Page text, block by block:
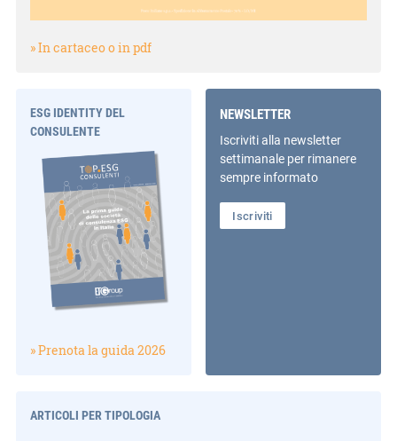
» In cartaceo o in pdf
ESG IDENTITY DEL
CONSULENTE
» Prenota la guida 2026
NEWSLETTER
Iscriviti alla newsletter
settimanale per rimanere
sempre informato
Iscriviti
ARTICOLI PER TIPOLOGIA